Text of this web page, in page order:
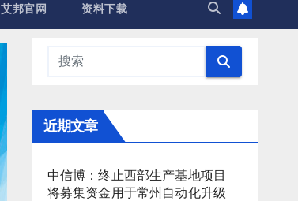
艾邦官网 资料下载
近期文章
中信博：终止西部生产基地项目
将募集资金用于常州自动化升级